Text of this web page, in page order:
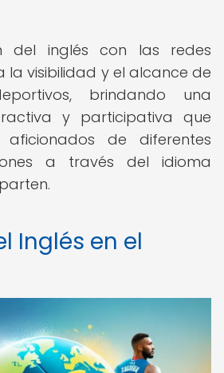
del inglés con las redes
la visibilidad y el alcance de
brindando una
y participativa que
de diferentes
a través del idioma
Inglés en el